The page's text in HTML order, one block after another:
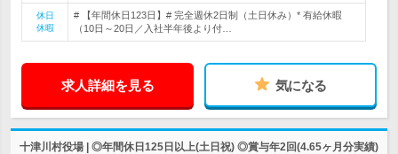
休日
休暇
# 【年間休日123日】# 完全週休2日制（土日休み）* 有給休暇
（10日～20日／入社半年後より付…
求人詳細を見る 気になる
十津川村役場 | ◎年間休日125日以上(土日祝) ◎賞与年2回(4.65ヶ月分実績)